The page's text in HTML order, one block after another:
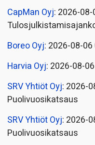
CapMan Oyj: 2026-
Boreo Oyj: 2026-08-
Harvia Oyj: 2026-08-
SRV Yhtiöt Oyj: 2026-
Puolivuosikatsaus
SRV Yhtiöt Oyj: 2026-
Puolivuosikatsaus